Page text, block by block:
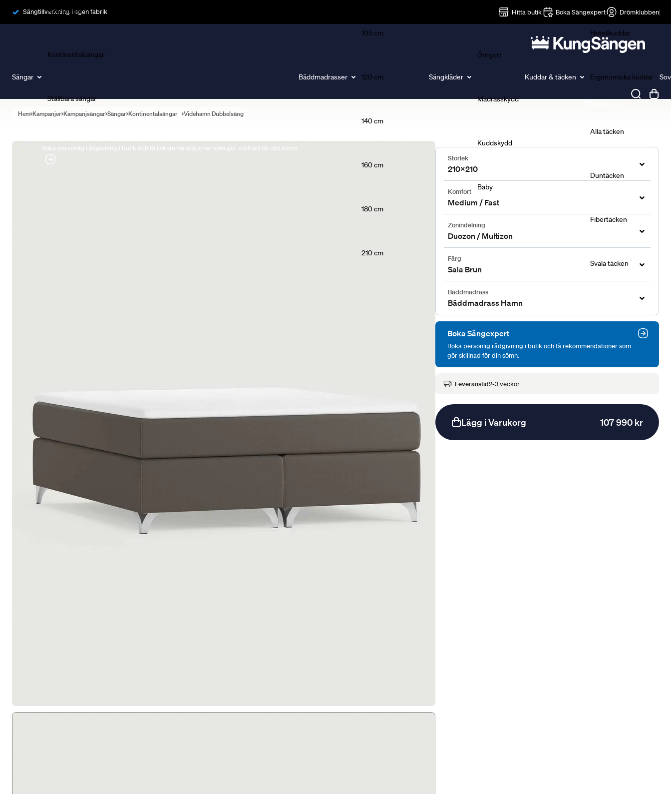
Sängtillverkning i egen fabrik Hitta butik Boka Sängexpert Drömklubben
Sängar
Ramsängar
Kontinentalsängar
Ställbara sängar
Boka personlig rådgivning i butik och få rekommendationer som gör skillnad för din sömn.
Bäddmadrasser
105 cm
120 cm
140 cm
160 cm
180 cm
210 cm
Sängkläder
Örngott
Madrasskydd
Kuddskydd
Baby
Kuddar & täcken
Hotellkuddar
Ergonomiska kuddar
Alla täcken
Duntäcken
Fibertäcken
Svala täcken
Hem Kampanjer Kampanjsängar Sängar Kontinentalsängar Videhamn Dubbelsäng
Storlek
210x210
Komfort
Medium / Fast
Zonindelning
Duozon / Multizon
Färg
Sala Brun
Bäddmadrass
Bäddmadrass Hamn
Boka Sängexpert
Boka personlig rådgivning i butik och få rekommendationer som
gör skillnad för din sömn.
Leveranstid2-3 veckor
Lägg i Varukorg 107 990 kr